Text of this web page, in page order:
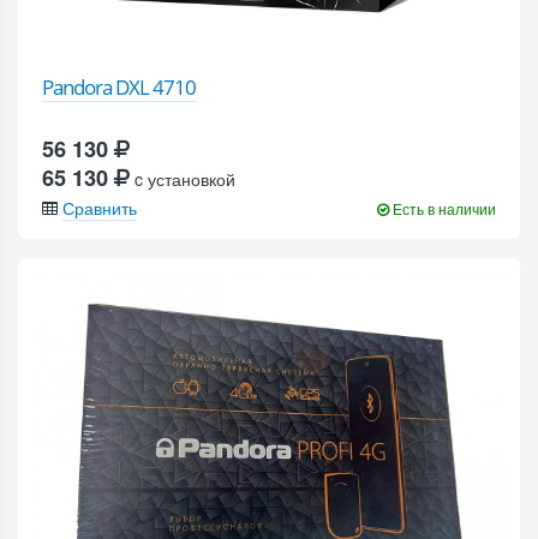
Pandora DXL 4710
56 130
65 130
c установкой
Сравнить
Есть в наличии